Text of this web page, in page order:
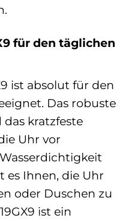
für den täglichen
ist absolut für den
Das robuste
kratzfeste
Uhr vor
es Ihnen, die Uhr
oder Duschen zu
ist ein